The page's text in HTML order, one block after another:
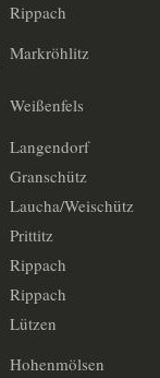
Rippach
Markröhlitz
Weißenfels
Langendorf
Granschütz
Laucha/Weischütz
Prittitz
Rippach
Rippach
Lützen
Hohenmölsen